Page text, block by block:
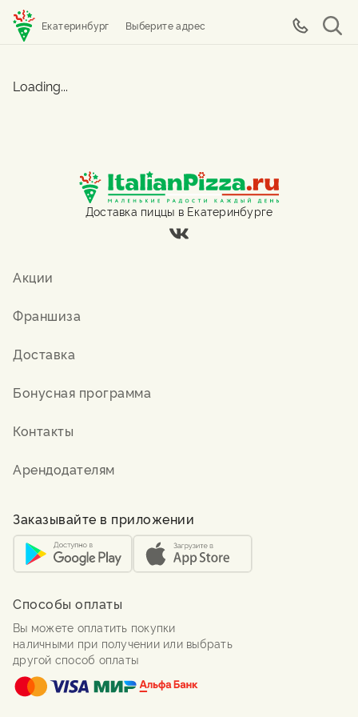
Екатеринбург Выберите адрес
Loading...
Доставка пиццы в Екатеринбурге
Акции
Франшиза
Доставка
Бонусная программа
Контакты
Арендодателям
Заказывайте в приложении
Способы оплаты
Вы можете оплатить покупки
наличными при получении или выбрать
другой способ оплаты